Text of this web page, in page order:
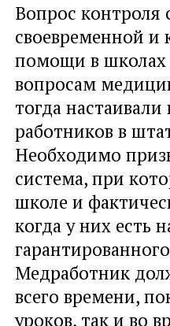
Вопрос контроля
своевременной
помощи в
вопросам
тогда
работников в
Необходимо
система, при
школе и
когда у них есть
Медработник
всего времени,
уроков, так и во